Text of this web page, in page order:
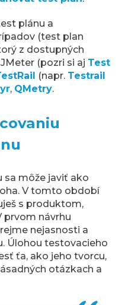
plánu a
(test plan
z dostupných
(pozri si aj Test
(napr. Testrail
, QMetry.
sa môže javiť ako
V tomto období
s produktom,
prvom návrhu
nejasnosti a
Úlohou testovacieho
ťa, ako jeho tvorcu,
otázkach a